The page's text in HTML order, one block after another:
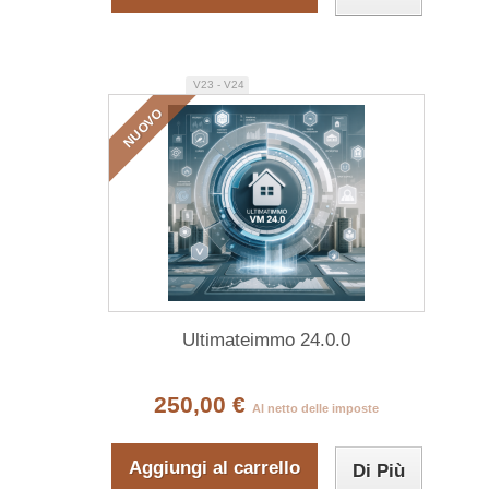
NUOVO
V23 - V24
Ultimateimmo 24.0.0
250,00 € Al netto delle imposte
Aggiungi al carrello Di Più